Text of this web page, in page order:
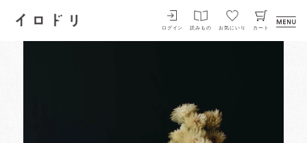
イロドリ
ログイン 読みもの お気にいり カート